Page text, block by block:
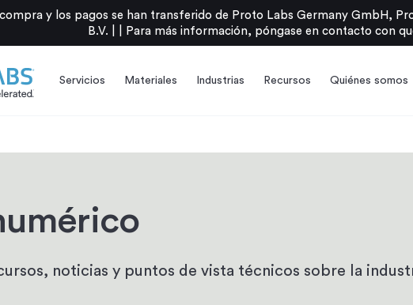
y los pagos se han transferido de Proto Labs Germany GmbH,
B.V. |
Para más información, póngase en contacto con
Servicios Materiales Industrias Recursos Quiénes somos
noticias y puntos de vista técnicos sobre la